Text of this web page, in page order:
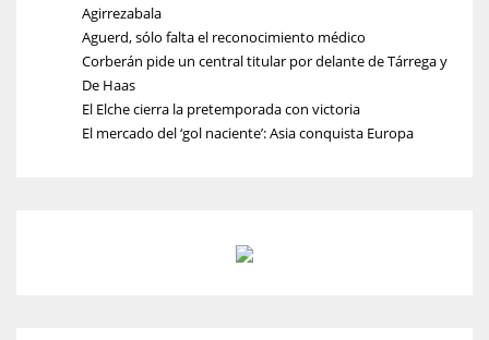
Agirrezabala
Aguerd, sólo falta el reconocimiento médico
Corberán pide un central titular por delante de Tárrega y
De Haas
El Elche cierra la pretemporada con victoria
El mercado del ‘gol naciente’: Asia conquista Europa